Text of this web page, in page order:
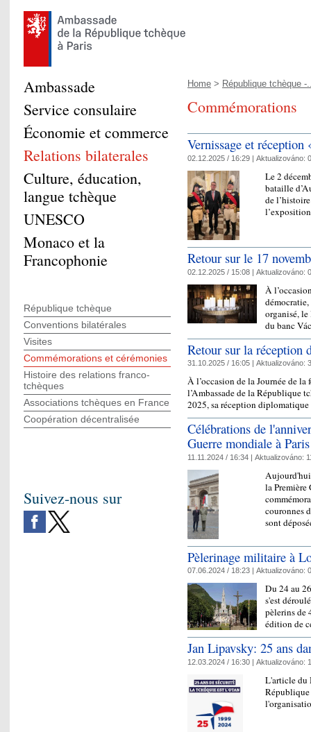
Home > République tchèque -
Commémorations
Vernissage et
02.12.2025 / 16:29 | Aktualizováno:
Le 2
bataille
de
Retour sur le 17
02.12.2025 / 15:08 | Aktualizováno:
À
démocratie,
organisé,
du banc
Retour sur la réception
31.10.2025 / 16:05 | Aktualizováno:
À l’occasion de la Journée de
l’Ambassade de la République
2025, sa réception
Célébrations de
Guerre mondiale à Paris
11.11.2024 / 16:34 | Aktualizováno:
la Première
couronnes
sont
Pèlerinage militaire à
07.06.2024 / 18:23 | Aktualizováno:
Du 24 au
s'est
pèlerins de
édition de
Jan Lipavsky: 25 ans
12.03.2024 / 16:30 | Aktualizováno:
L'article du
République
Ambassade
Service consulaire
Économie et commerce
Relations bilaterales
Culture, éducation,
langue tchèque
UNESCO
Monaco et la
Francophonie
République tchèque
Conventions bilatérales
Visites
Commémorations et cérémonies
Histoire des relations franco-
tchèques
Associations tchèques en France
Coopération décentralisée
Suivez-nous sur